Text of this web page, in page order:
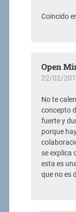
Coincido
Open
22/02/
No te
concepto
fuerte y
porque
se explica
esta es
que no es